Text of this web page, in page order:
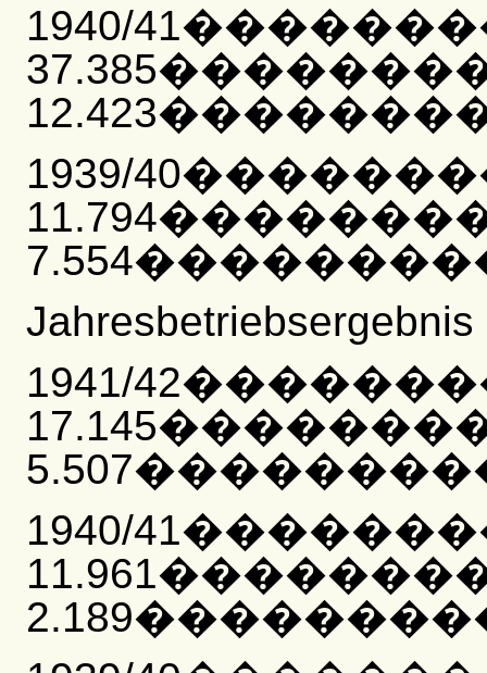
1940/
1939/
1941/
1940/